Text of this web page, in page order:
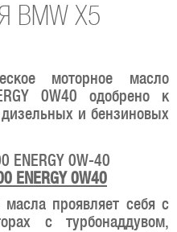
BMW X5
моторное масло
0W40 одобрено к
и бензиновых
ENERGY 0W40
проявляет себя с
с турбонаддувом,